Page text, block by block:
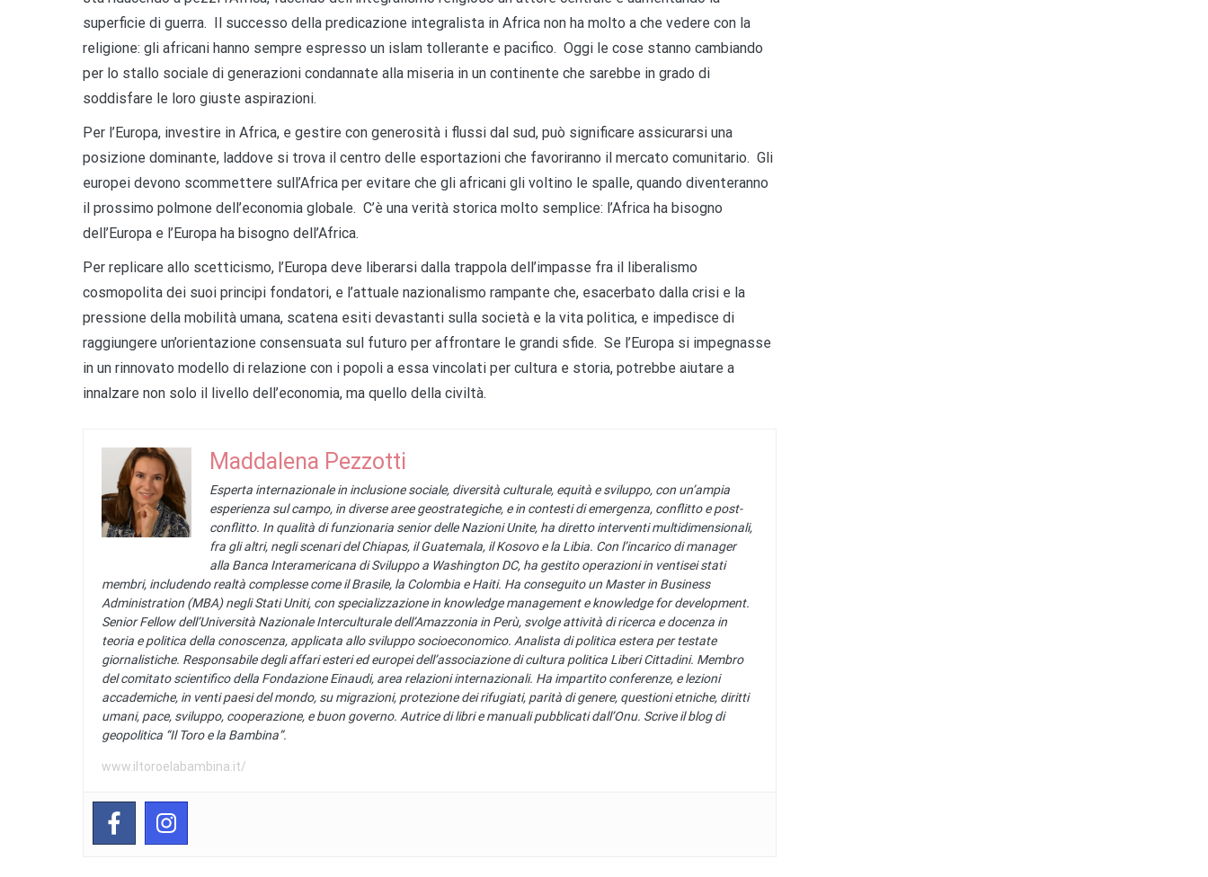
superficie di guerra. Il successo della predicazione integralista in Africa non ha molto a che vedere con la
religione: gli africani hanno sempre espresso un islam tollerante e pacifico. Oggi le cose stanno cambiando
per lo stallo sociale di generazioni condannate alla miseria in un continente che sarebbe in grado di
soddisfare le loro giuste aspirazioni.
Per l’Europa, investire in Africa, e gestire con generosità i flussi dal sud, può significare assicurarsi una
posizione dominante, laddove si trova il centro delle esportazioni che favoriranno il mercato comunitario. Gli
europei devono scommettere sull’Africa per evitare che gli africani gli voltino le spalle, quando diventeranno
il prossimo polmone dell’economia globale. C’è una verità storica molto semplice: l’Africa ha bisogno
dell’Europa e l’Europa ha bisogno dell’Africa.
Per replicare allo scetticismo, l’Europa deve liberarsi dalla trappola dell’impasse fra il liberalismo
cosmopolita dei suoi principi fondatori, e l’attuale nazionalismo rampante che, esacerbato dalla crisi e la
pressione della mobilità umana, scatena esiti devastanti sulla società e la vita politica, e impedisce di
raggiungere un’orientazione consensuata sul futuro per affrontare le grandi sfide. Se l’Europa si impegnasse
in un rinnovato modello di relazione con i popoli a essa vincolati per cultura e storia, potrebbe aiutare a
innalzare non solo il livello dell’economia, ma quello della civiltà.
Maddalena Pezzotti
Esperta internazionale in inclusione sociale, diversità culturale, equità e sviluppo, con un’ampia
esperienza sul campo, in diverse aree geostrategiche, e in contesti di emergenza, conflitto e post-
conflitto. In qualità di funzionaria senior delle Nazioni Unite, ha diretto interventi multidimensionali,
fra gli altri, negli scenari del Chiapas, il Guatemala, il Kosovo e la Libia. Con l’incarico di manager
alla Banca Interamericana di Sviluppo a Washington DC, ha gestito operazioni in ventisei stati
membri, includendo realtà complesse come il Brasile, la Colombia e Haiti. Ha conseguito un Master in Business
Administration (MBA) negli Stati Uniti, con specializzazione in knowledge management e knowledge for development.
Senior Fellow dell’Università Nazionale Interculturale dell’Amazzonia in Perù, svolge attività di ricerca e docenza in
teoria e politica della conoscenza, applicata allo sviluppo socioeconomico. Analista di politica estera per testate
giornalistiche. Responsabile degli affari esteri ed europei dell’associazione di cultura politica Liberi Cittadini. Membro
del comitato scientifico della Fondazione Einaudi, area relazioni internazionali. Ha impartito conferenze, e lezioni
accademiche, in venti paesi del mondo, su migrazioni, protezione dei rifugiati, parità di genere, questioni etniche, diritti
umani, pace, sviluppo, cooperazione, e buon governo. Autrice di libri e manuali pubblicati dall’Onu. Scrive il blog di
geopolitica “Il Toro e la Bambina”.
www.iltoroelabambina.it/